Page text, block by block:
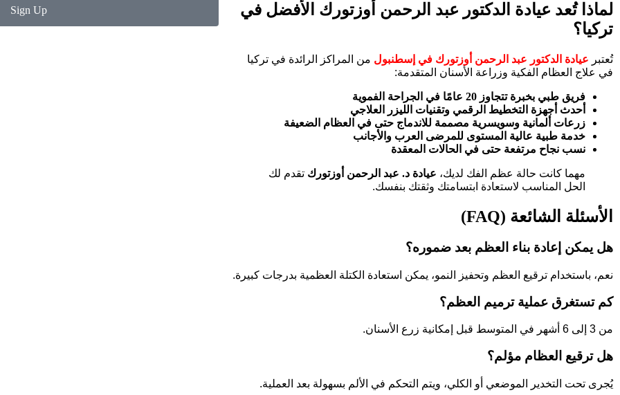
لماذا تُعد عيادة الدكتور عبد الرحمن أوزتورك الأفضل في
تركيا؟
تُعتبر عيادة الدكتور عبد الرحمن أوزتورك في إسطنبول من المراكز الرائدة في تركيا
في علاج العظام الفكية وزراعة الأسنان المتقدمة:
فريق طبي بخبرة تتجاوز 20 عامًا في الجراحة الفموية
أحدث أجهزة التخطيط الرقمي وتقنيات الليزر العلاجي
زرعات ألمانية وسويسرية مصممة للاندماج حتى في العظام الضعيفة
خدمة طبية عالية المستوى للمرضى العرب والأجانب
نسب نجاح مرتفعة حتى في الحالات المعقدة
مهما كانت حالة عظم الفك لديك، عيادة د. عبد الرحمن أوزتورك تقدم لك
الحل المناسب لاستعادة ابتسامتك وثقتك بنفسك.
الأسئلة الشائعة (FAQ)
هل يمكن إعادة بناء العظم بعد ضموره؟
نعم، باستخدام ترقيع العظم وتحفيز النمو، يمكن استعادة الكتلة العظمية بدرجات كبيرة.
كم تستغرق عملية ترميم العظم؟
من 3 إلى 6 أشهر في المتوسط قبل إمكانية زرع الأسنان.
هل ترقيع العظام مؤلم؟
يُجرى تحت التخدير الموضعي أو الكلي، ويتم التحكم في الألم بسهولة بعد العملية.
Sign Up